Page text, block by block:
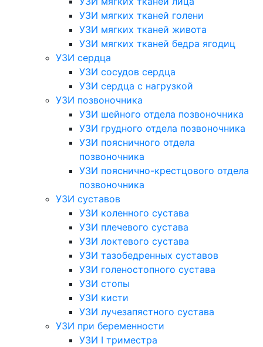
УЗИ мягких тканей голени
УЗИ мягких тканей живота
УЗИ мягких тканей бедра ягодиц
УЗИ сердца
УЗИ сосудов сердца
УЗИ сердца с нагрузкой
УЗИ позвоночника
УЗИ шейного отдела позвоночника
УЗИ грудного отдела позвоночника
УЗИ поясничного отдела
позвоночника
УЗИ пояснично-крестцового отдела
позвоночника
УЗИ суставов
УЗИ коленного сустава
УЗИ плечевого сустава
УЗИ локтевого сустава
УЗИ тазобедренных суставов
УЗИ голеностопного сустава
УЗИ стопы
УЗИ кисти
УЗИ лучезапястного сустава
УЗИ при беременности
УЗИ I триместра